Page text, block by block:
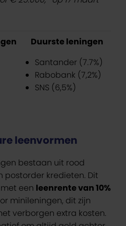
Duurste leningen
Santander (7.7%)
Rabobank (7,2%)
SNS (6,5%)
leenvormen
bestaan uit rood
kredieten. Dit
een leenrente van 10%
minileningen, dit zijn
verborgen extra kosten.